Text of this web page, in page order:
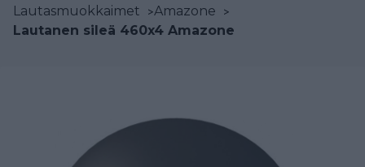
Lautasmuokkaimet >Amazone >
Lautanen sileä 460x4 Amazone